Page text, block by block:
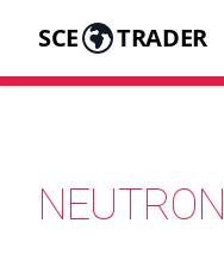
SCE TRADER
NEUTRON